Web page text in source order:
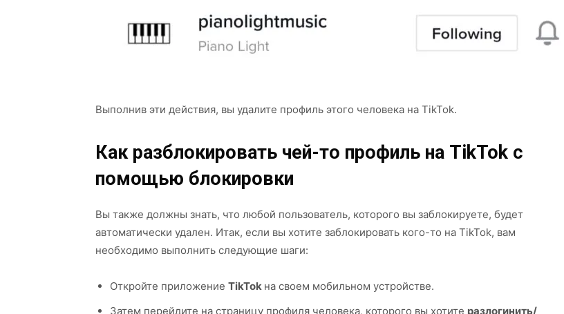
Выполнив эти действия, вы удалите профиль этого человека на TikTok.
Как разблокировать чей-то профиль на TikTok с
помощью блокировки
Вы также должны знать, что любой пользователь, которого вы заблокируете, будет
автоматически удален. Итак, если вы хотите заблокировать кого-то на TikTok, вам
необходимо выполнить следующие шаги:
Откройте приложение TikTok на своем мобильном устройстве.
Затем перейдите на страницу профиля человека, которого вы хотите разлогинить/